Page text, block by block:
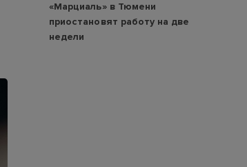
«Марциаль» в Тюмени
приостановят работу на две
недели